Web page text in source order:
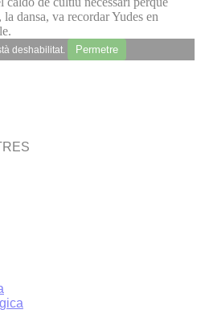
dansa, va recordar Yudes en
deshabilitat. Permetre